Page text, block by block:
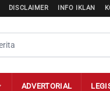
DISCLAIMER INFO IKLAN
ADVERTORIAL